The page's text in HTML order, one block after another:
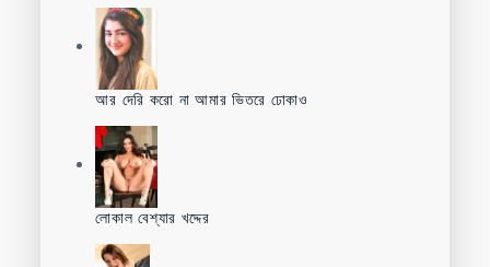
আর দেরি করো না আমার ভিতরে ঢোকাও
লোকাল বেশ্যার খদ্দের